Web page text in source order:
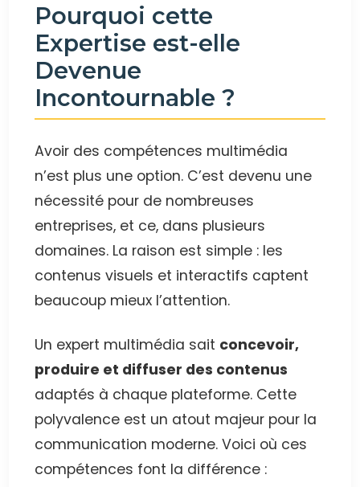
Pourquoi cette
Expertise est-elle
Devenue
Incontournable ?
Avoir des compétences multimédia
n’est plus une option. C’est devenu une
nécessité pour de nombreuses
entreprises, et ce, dans plusieurs
domaines. La raison est simple : les
contenus visuels et interactifs captent
beaucoup mieux l’attention.
Un expert multimédia sait concevoir,
produire et diffuser des contenus
adaptés à chaque plateforme. Cette
polyvalence est un atout majeur pour la
communication moderne. Voici où ces
compétences font la différence :